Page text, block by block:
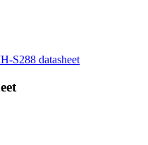
S288 datasheet